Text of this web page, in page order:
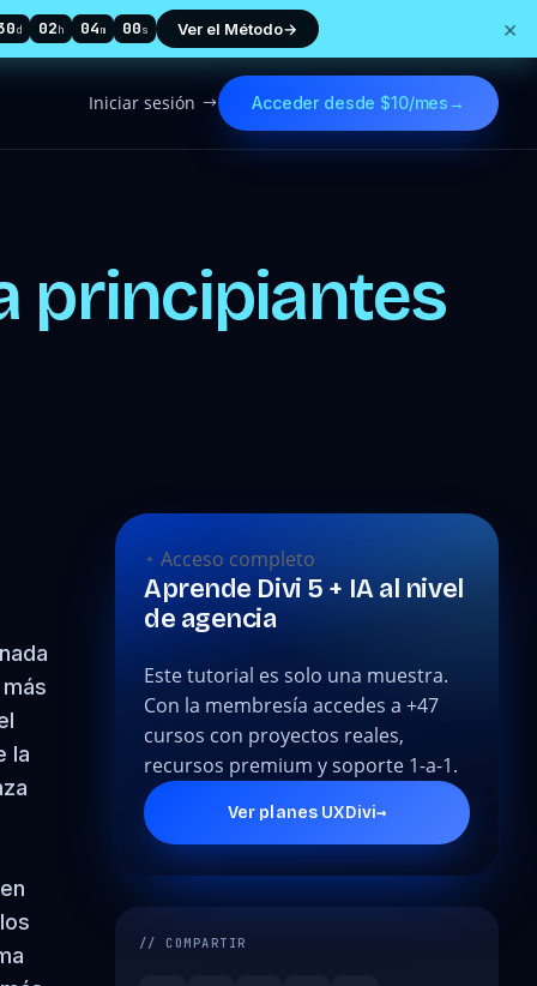
d 02h 03m 58s Ver el Método→ ×
$
Iniciar sesión Acceder desde $10/mes →
principiantes
la
Acceso completo
Aprende Divi 5 + IA al nivel
de agencia
Este tutorial es solo una muestra.
Con la membresía accedes a +47
cursos con proyectos reales,
recursos premium y soporte 1-a-1.
Ver planes UXDivi→
// COMPARTIR